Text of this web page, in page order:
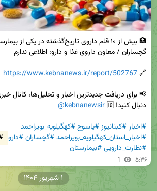
🔗
https://www.kebnanews.ir/report/502767
دنبال کنید! 🆔
@kebnanewsir
#اخبار#کبنانیوز#یاسوج#کهگیلویه_بویراحمد
#اخبار_استان_کهگیلویه_بویراحمد#گچساران#دارو
#نظارت_دارویی#بیمارستان
1 ۵:۳۶
۱ شهریور ۱۴۰۴